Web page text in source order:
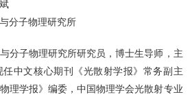
分子物理研究所
分子物理研究所研究员，博士生导师，主
中文核心期刊《光散射学报》常务副主
理学报》编委，中国物理学会光散射专业